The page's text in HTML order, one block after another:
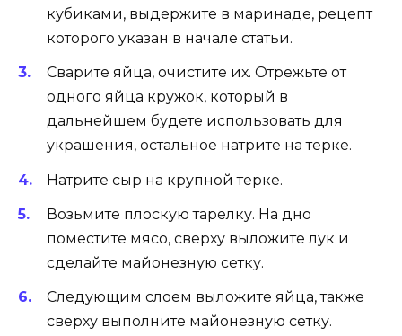
кубиками, выдержите в маринаде, рецепт
которого указан в начале статьи.
Сварите яйца, очистите их. Отрежьте от
одного яйца кружок, который в
дальнейшем будете использовать для
украшения, остальное натрите на терке.
Натрите сыр на крупной терке.
Возьмите плоскую тарелку. На дно
поместите мясо, сверху выложите лук и
сделайте майонезную сетку.
Следующим слоем выложите яйца, также
сверху выполните майонезную сетку.